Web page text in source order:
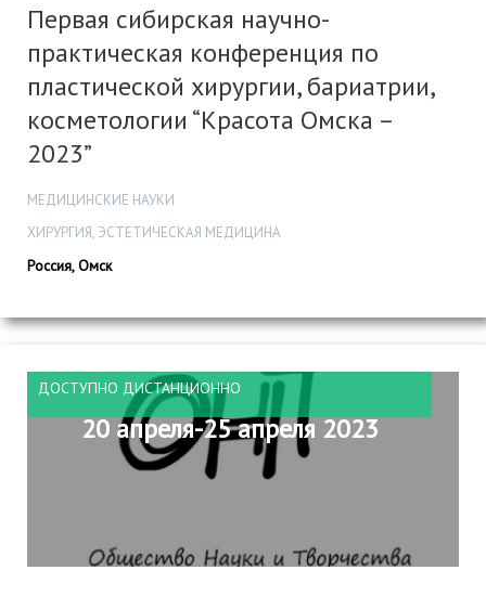
Первая сибирская научно-
практическая конференция по
пластической хирургии, бариатрии,
косметологии “Красота Омска –
2023”
МЕДИЦИНСКИЕ НАУКИ
ХИРУРГИЯ, ЭСТЕТИЧЕСКАЯ МЕДИЦИНА
Россия, Омск
ДОСТУПНО ДИСТАНЦИОННО
20 апреля-25 апреля 2023